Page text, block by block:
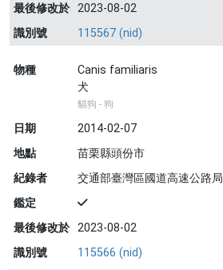
最後修改於 2023-08-02
識別號
115567 (nid)
物種
Canis familiaris
犬
貓狗 - 狗
日期
2014-02-07
地點
苗栗縣頭份市
紀錄者
交通部臺灣區國道高速公路局
鑑定
最後修改於 2023-08-02
識別號
115566 (nid)